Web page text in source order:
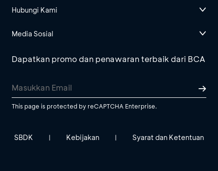
Hubungi Kami
Media Sosial
Dapatkan promo dan penawaran terbaik dari BCA
This page is protected by reCAPTCHA Enterprise.
SBDK | Kebijakan | Syarat dan Ketentuan